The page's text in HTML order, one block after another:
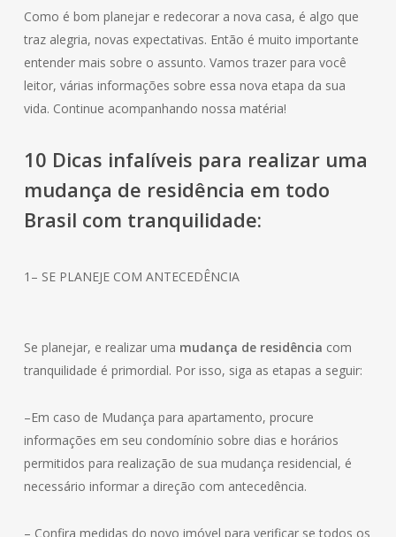
Como é bom planejar e redecorar a nova casa, é algo que
traz alegria, novas expectativas. Então é muito importante
entender mais sobre o assunto. Vamos trazer para você
leitor, várias informações sobre essa nova etapa da sua
vida. Continue acompanhando nossa matéria!
10 Dicas infalíveis para realizar uma
mudança de residência em todo
Brasil com tranquilidade:
1– SE PLANEJE COM ANTECEDÊNCIA
Se planejar, e realizar uma mudança de residência com
tranquilidade é primordial. Por isso, siga as etapas a seguir:
–Em caso de Mudança para apartamento, procure
informações em seu condomínio sobre dias e horários
permitidos para realização de sua mudança residencial, é
necessário informar a direção com antecedência.
– Confira medidas do novo imóvel para verificar se todos os